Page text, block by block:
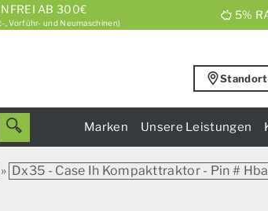
AB 300€
, Vorführ- und Neumaschinen)
5%
Marken Unsere Leistungen
» Dx35 - Case Ih Kompakttraktor - Pin #